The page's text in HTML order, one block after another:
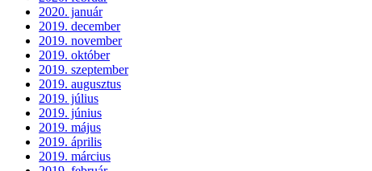
2020. január
2019. december
2019. november
2019. október
2019. szeptember
2019. augusztus
2019. július
2019. június
2019. május
2019. április
2019. március